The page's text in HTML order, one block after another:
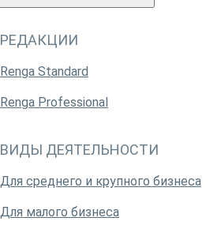
РЕДАКЦИИ
Renga Standard
Renga Professional
ВИДЫ ДЕЯТЕЛЬНОСТИ
Для среднего и крупного бизнеса
Для малого бизнеса